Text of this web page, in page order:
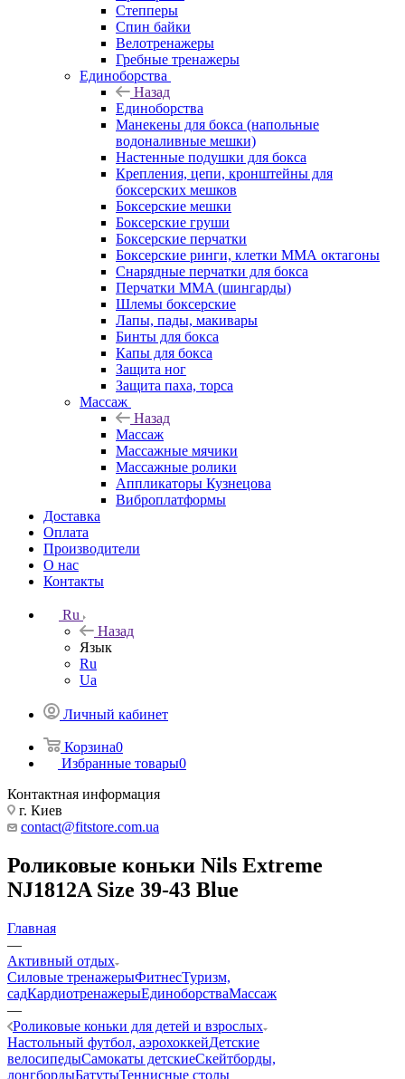
Степперы
Спин байки
Велотренажеры
Гребные тренажеры
Единоборства
Назад
Единоборства
Манекены для бокса (напольные
водоналивные мешки)
Настенные подушки для бокса
Крепления, цепи, кронштейны для
боксерских мешков
Боксерские мешки
Боксерские груши
Боксерские перчатки
Боксерские ринги, клетки ММА октагоны
Снарядные перчатки для бокса
Перчатки MMA (шингарды)
Шлемы боксерские
Лапы, пады, макивары
Бинты для бокса
Капы для бокса
Защита ног
Защита паха, торса
Массаж
Назад
Массаж
Массажные мячики
Массажные ролики
Аппликаторы Кузнецова
Виброплатформы
Доставка
Оплата
Производители
О нас
Контакты
Ru
Назад
Язык
Ru
Ua
Личный кабинет
Корзина0
Избранные товары0
Контактная информация
г. Киев
contact@fitstore.com.ua
Роликовые коньки Nils Extreme
NJ1812A Size 39-43 Blue
Главная
—
Активный отдых
Силовые тренажерыФитнесТуризм,
садКардиотренажерыЕдиноборстваМассаж
—
Роликовые коньки для детей и взрослых
Настольный футбол, аэрохоккейДетские
велосипедыСамокаты детскиеСкейтборды,
лонгбордыБатутыТеннисные столы